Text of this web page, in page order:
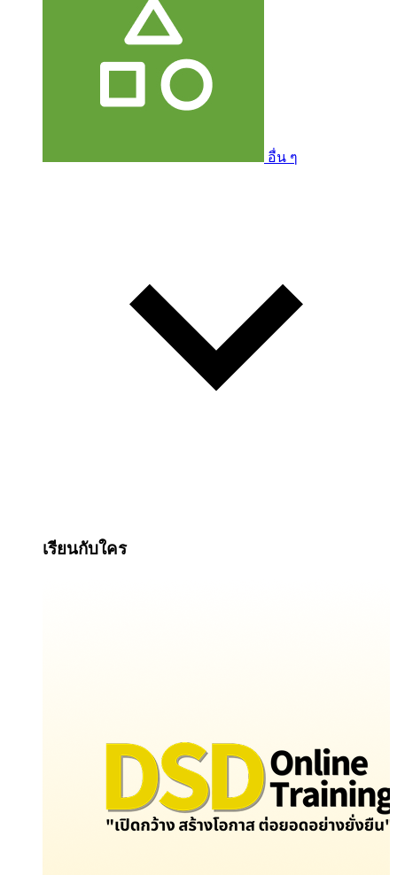
อื่น ๆ
เรียนกับใคร